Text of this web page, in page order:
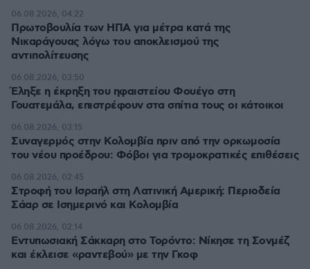
Πρωτοβουλία των ΗΠΑ για μέτρα κατά της
Νικαράγουας λόγω του αποκλεισμού της
αντιπολίτευσης
06.08.2026, 04:22
Έληξε η έκρηξη του ηφαιστείου Φουέγο στη
Γουατεμάλα, επιστρέφουν στα σπίτια τους οι κάτοικοι
06.08.2026, 03:50
Συναγερμός στην Κολομβία πριν από την ορκωμοσία
του νέου προέδρου: Φόβοι για τρομοκρατικές επιθέσεις
06.08.2026, 03:15
Στροφή του Ισραήλ στη Λατινική Αμερική: Περιοδεία
Σάαρ σε Ισημερινό και Κολομβία
06.08.2026, 02:45
Εντυπωσιακή Σάκκαρη στο Τορόντο: Νίκησε τη Σονμέζ
και έκλεισε «ραντεβού» με την Γκοφ
06.08.2026, 02:14